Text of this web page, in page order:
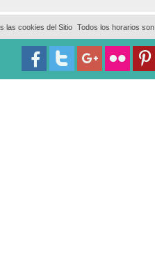
Todos los horarios son
las cookies del Sitio